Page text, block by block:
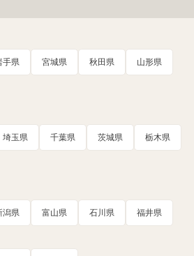
手県 宮城県 秋田県 山形県
埼玉県 千葉県 茨城県 栃木県
潟県 富山県 石川県 福井県